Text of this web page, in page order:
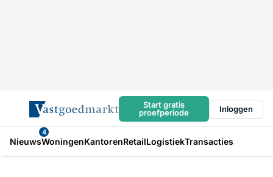
Start gratis
proefperiode
Inloggen
Nieuws
4
WoningenKantorenRetailLogistiekTransacties